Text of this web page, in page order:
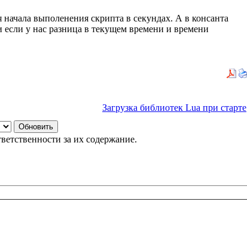
выполенения скрипта в секундах. А в консанта
если у нас разница в текущем времени и времени
Загрузка библиотек Lua при старте
за их содержание.